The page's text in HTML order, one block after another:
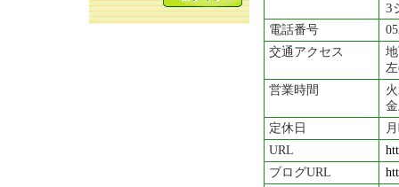
3
電話番号
交通アクセス
営業時間
定休日
URL
ブログURL